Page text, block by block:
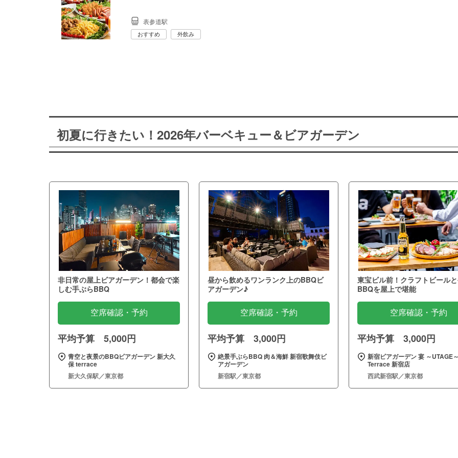
表参道駅
おすすめ 外飲み
初夏に行きたい！2026年バーベキュー＆ビアガーデン
非日常の屋上ビアガーデン！都会で楽
しむ手ぶらBBQ
空席確認・予約
平均予算 5,000円
青空と夜景のBBQビアガーデン 新大久
保 terrace
新大久保駅／東京都
昼から飲めるワンランク上のBBQビ
アガーデン♪
空席確認・予約
平均予算 3,000円
絶景手ぶらBBQ 肉＆海鮮 新宿歌舞伎ビ
アガーデン
新宿駅／東京都
東宝ビル前！クラフトビール
BBQを屋上で堪能
空席確認・予約
平均予算 3,000円
新宿ビアガーデン 宴 ～UTAGE
Terrace 新宿店
西武新宿駅／東京都